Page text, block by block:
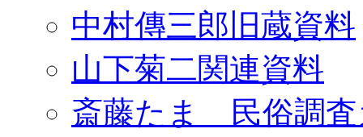
中村傳三郎旧蔵資料
山下菊二関連資料
斎藤たま 民俗調査